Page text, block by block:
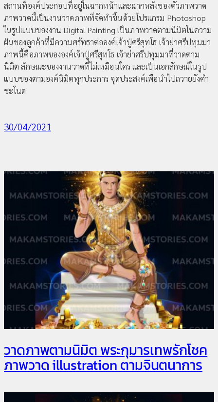
สถานที่องค์ประกอบที่อยู่ในฉากหน้าและฉากหลังของตัวภาพวาด
ภาพวาดนี้เป็นงานวาดภาพที่จัดทำขึ้นด้วยโปรแกรม Photoshop
ในรูปแบบของงาน Digital Painting เป็นภาพวาดตามนิมิตในความ
ฝันของลูกค้าที่มีความศรัทธาต่อองค์เจ้าปู่ศรีสุทโธ เจ้าย่าศรีปทุมมา
ภาพนี้คือภาพขององค์เจ้าปู่ศรีสุทโธ เจ้าย่าศรีปทุมมาที่วาดตาม
นิมิต ลักษณะของงานวาดที่ไม่เหมือนใคร และเป็นเอกลักษณ์ในรูป
แบบของตามองค์นิมิตทุกประการ จุดประสงค์เพื่อนำไปถวายยังคำ
ชะโนด
30/04/2021
วาดภาพตามนิมิต พระกุมารเทพรักโชค
ภาพวาด illustration ตามจินตนาการ